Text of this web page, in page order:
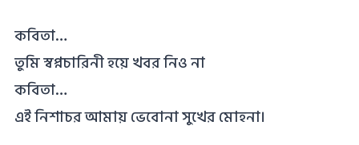
কবিতা…
তুমি স্বপ্নচারিনী হয়ে খবর নিও না
কবিতা…
এই নিশাচর আমায় ভেবোনা সুখের মোহনা।